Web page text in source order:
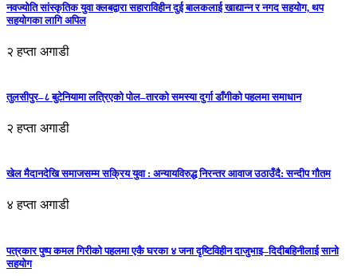
नवज्योति सांस्कृतिक युवा क्लबद्वारा सहाराविहीन दुई बालकलाई खाद्यान्न र नगद सहयोग, थप
सहयोगका लागि अपिल
२ हप्ता अगाडी
तुलसीपुर–८ बुटेनियामा लत्रिएको पोल–तारको समस्या दुर्गा डाँगीको पहलमा समाधान
२ हप्ता अगाडी
खेल मैदानदेखि समाजसम्म सक्रिय युवा : अन्यायविरुद्ध निरन्तर आवाज उठाउँदै: सन्दीप गौतम
४ हप्ता अगाडी
पत्रकार पुष्प कमल गिरीको पहलमा एकै घरका ४ जना दृष्टिविहीन दाजुभाइ–दिदीबहिनीलाई सानो
सहयोग